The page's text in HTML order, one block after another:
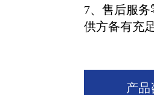
7、售后服
供方备有充
产品